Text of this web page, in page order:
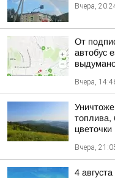
Вчера,
От
автобус
Вчера,
топлива,
цветочки
Вчера,
4